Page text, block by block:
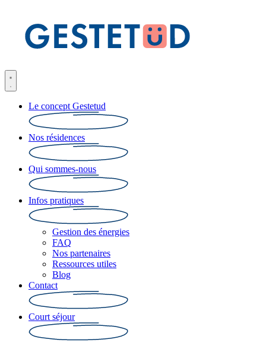
Le concept Gestetud
Nos résidences
Qui sommes-nous
Infos pratiques
Gestion des énergies
FAQ
Nos partenaires
Ressources utiles
Blog
Contact
Court séjour